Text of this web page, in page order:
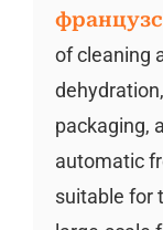
of cleaning
packaging,
automatic
suitable for